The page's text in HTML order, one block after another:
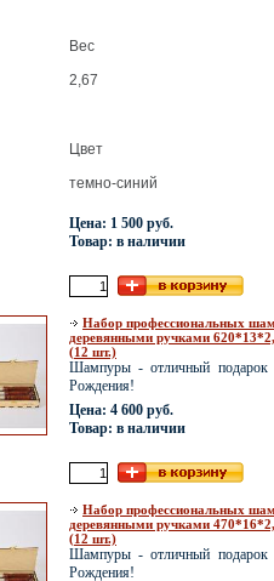
Вес
2,67
Цвет
темно-синий
Цена: 1 500 руб.
Товар: в наличии
Набор профессиональных
деревянными ручками
(12 шт.)
Шампуры - отличный
Рождения!
Цена: 4 600 руб.
Товар: в наличии
Набор профессиональных
деревянными ручками
(12 шт.)
Шампуры - отличный
Рождения!